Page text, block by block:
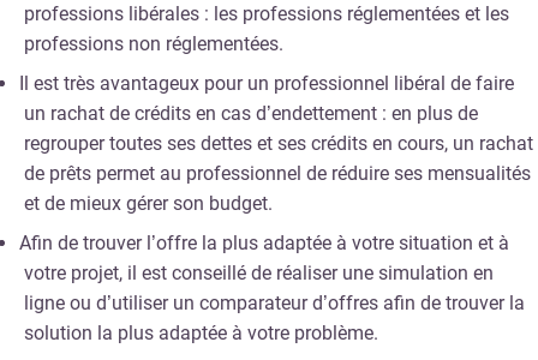
professions libérales : les professions réglementées et les
professions non réglementées.
Il est très avantageux pour un professionnel libéral de faire
un rachat de crédits en cas d’endettement : en plus de
regrouper toutes ses dettes et ses crédits en cours, un rachat
de prêts permet au professionnel de réduire ses mensualités
et de mieux gérer son budget.
Afin de trouver l’offre la plus adaptée à votre situation et à
votre projet, il est conseillé de réaliser une simulation en
ligne ou d’utiliser un comparateur d’offres afin de trouver la
solution la plus adaptée à votre problème.